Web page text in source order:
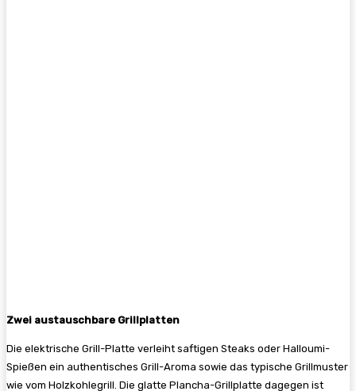
Zwei austauschbare Grillplatten
Die elektrische Grill-Platte verleiht saftigen Steaks oder Halloumi-
Spießen ein authentisches Grill-Aroma sowie das typische Grillmuster
wie vom Holzkohlegrill. Die glatte Plancha-Grillplatte dagegen ist